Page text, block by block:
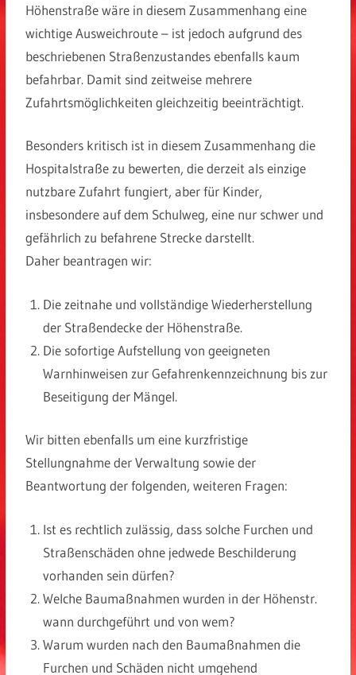
Höhenstraße wäre in diesem Zusammenhang eine
wichtige Ausweichroute – ist jedoch aufgrund des
beschriebenen Straßenzustandes ebenfalls kaum
befahrbar. Damit sind zeitweise mehrere
Zufahrtsmöglichkeiten gleichzeitig beeinträchtigt.
Besonders kritisch ist in diesem Zusammenhang die
Hospitalstraße zu bewerten, die derzeit als einzige
nutzbare Zufahrt fungiert, aber für Kinder,
insbesondere auf dem Schulweg, eine nur schwer und
gefährlich zu befahrene Strecke darstellt.
Daher beantragen wir:
Die zeitnahe und vollständige Wiederherstellung
der Straßendecke der Höhenstraße.
Die sofortige Aufstellung von geeigneten
Warnhinweisen zur Gefahrenkennzeichnung bis zur
Beseitigung der Mängel.
Wir bitten ebenfalls um eine kurzfristige
Stellungnahme der Verwaltung sowie der
Beantwortung der folgenden, weiteren Fragen:
Ist es rechtlich zulässig, dass solche Furchen und
Straßenschäden ohne jedwede Beschilderung
vorhanden sein dürfen?
Welche Baumaßnahmen wurden in der Höhenstr.
wann durchgeführt und von wem?
Warum wurden nach den Baumaßnahmen die
Furchen und Schäden nicht umgehend